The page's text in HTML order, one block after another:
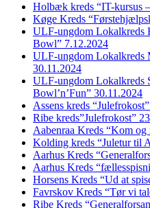
Holbæk kreds “IT-kursus
Køge Kreds
ULF-ungdom Lokalkreds
Bowl” 7.12.2024
ULF-ungdom Lokalkreds
30.11.2024
ULF-ungdom Lokalkreds
Bowl’n’Fun” 30.11.2024
Assens kreds
Ribe kreds”Julefrokost”
Aabenraa Kreds “Kom
Kolding kreds “Juletur til
Aarhus Kreds
Aarhus Kreds
Horsens Kreds “Ud at
Favrskov Kreds “Tør vi
Ribe Kreds